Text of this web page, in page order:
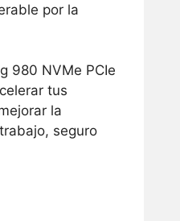
por la
980 NVMe PCIe
tus
la
seguro